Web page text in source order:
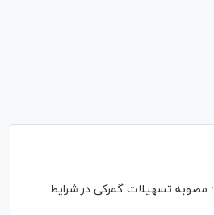
مصوبه تسهیلات گمرکی در شرایط